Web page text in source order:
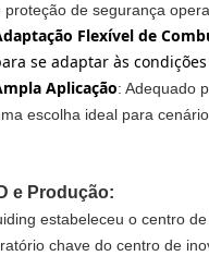
proteção de segurança
Flexível de
se adaptar às
Aplicação: Adequado
escolha ideal para
e Produção:
estabeleceu o centro
chave do centro de